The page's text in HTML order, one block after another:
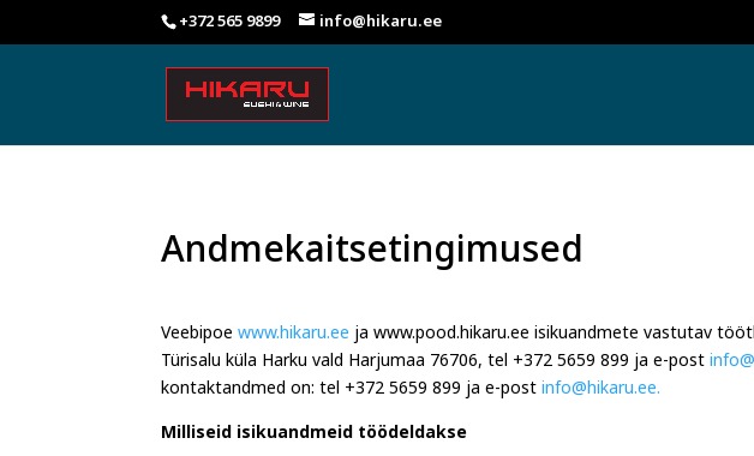
+372 565 9899 info@hikaru.ee
Andmekaitsetingimused
Veebipoewww.hikaru.eeja www.pood.hikaru.ee isikuandmete vastutav
Türisalu küla Harku vald Harjumaa 76706,tel +3725659899ja e-post
kontaktandmed on: tel +3725659899ja e-postinfo@hikaru.ee.
Milliseid isikuandmeid töödeldakse